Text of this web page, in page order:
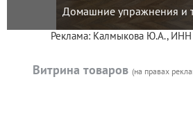
Домашние упражнения и
Реклама: Калмыкова Ю.А.,
Витрина товаров (на правах